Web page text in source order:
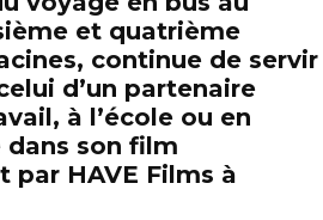
et quatrième
continue de servir
d’un partenaire
à l’école ou en
son film
par HAVE Films à